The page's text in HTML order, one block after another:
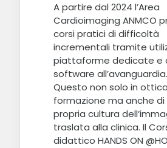
A partire dal 2024 l’Area
Cardioimaging ANMCO
corsi pratici di difficoltà
incrementali tramite
piattaforme dedicate e
software all’avanguardia.
Questo non solo in
formazione ma anche di
propria cultura
traslata alla clinica. Il
didattico HANDS ON